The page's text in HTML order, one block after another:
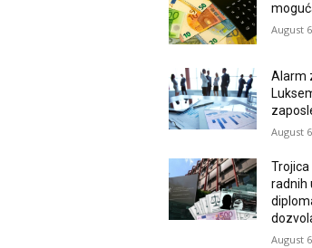
August
Alarm
August
radnih
August